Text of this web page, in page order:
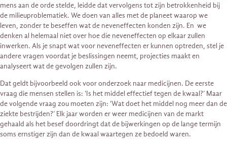
mens aan de orde stelde, leidde dat vervolgens tot zijn betrokkenheid bij
de milieuproblematiek. We doen van alles met de planeet waarop we
leven, zonder te beseffen wat de neveneffecten konden zijn. En we
denken al helemaal niet over hoe die neveneffecten op elkaar zullen
inwerken. Als je snapt wat voor neveneffecten er kunnen optreden, stel je
andere vragen voordat je beslissingen neemt, projecties maakt en
analyseert wat de gevolgen zullen zijn.
Dat geldt bijvoorbeeld ook voor onderzoek naar medicijnen. De eerste
vraag die mensen stellen is: ‘Is het middel effectief tegen de kwaal?’ Maar
de volgende vraag zou moeten zijn: ‘Wat doet het middel nog meer dan de
ziekte bestrijden?’ Elk jaar worden er weer medicijnen van de markt
gehaald als het besef doordringt dat de bijwerkingen op de lange termijn
soms ernstiger zijn dan de kwaal waartegen ze bedoeld waren.